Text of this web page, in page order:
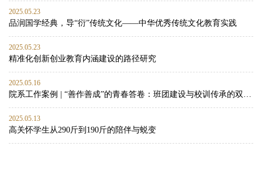
2025.05.23
品润国学经典，导“衍”传统文化——中华优秀传统文化教育实践
2025.05.23
精准化创新创业教育内涵建设的路径研究
2025.05.16
院系工作案例 | “善作善成”的青春答卷：班团建设与校训传承的双向赋能实践
2025.05.13
高关怀学生从290斤到190斤的陪伴与蜕变